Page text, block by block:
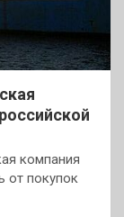
компания
от покупок